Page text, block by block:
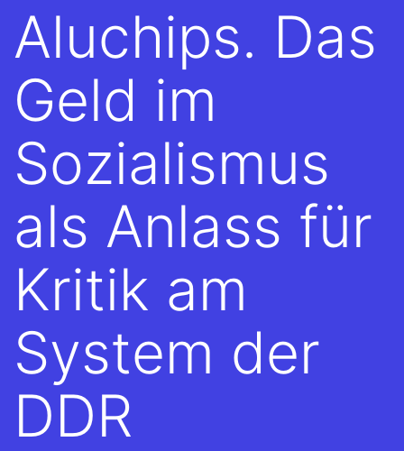
Aluchips. Das
Geld im
Sozialismus
als Anlass für
Kritik am
System der
DDR